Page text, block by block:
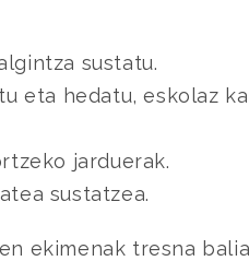
sustatu.
eta hedatu, eskolaz
jarduerak.
sustatzea.
ekimenak tresna